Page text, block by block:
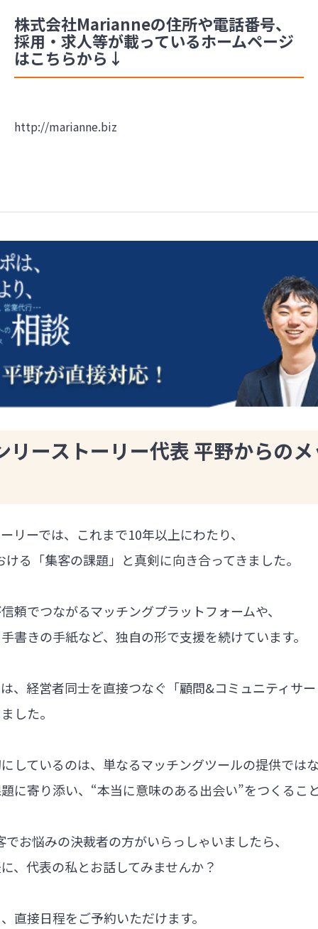
株式会社Marianneの住所や電話番号、
採用・求人等が載っているホームページ
はこちらから↓
http://marianne.biz
リーストーリー代表 平野からの
リーでは、これまで10年以上にわたり、
る「集客の課題」と真剣に向き合ってきました。
頼でつながるマッチングプラットフォームや、
書きの手紙など、独自の形で支援を続けています。
、経営者同士を直接つなぐ「顧問&コミュニティサ
した。
しているのは、単なるマッチングツールの提供では
に寄り添い、“本当に意味のある出会い”をつくるこ
お悩みの決裁者の方がいらっしゃいましたら、
、代表の私とお話してみませんか？
直接日程をご予約いただけます。